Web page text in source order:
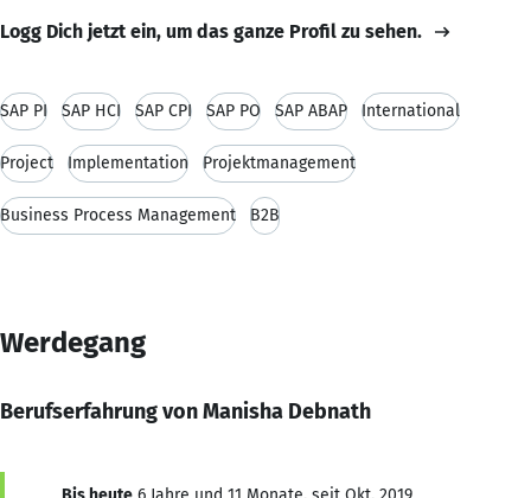
Logg Dich jetzt ein, um das ganze Profil zu sehen.
SAP PI SAP HCI SAP CPI SAP PO SAP ABAP International
Project Implementation Projektmanagement
Business Process Management B2B
Werdegang
Berufserfahrung von Manisha Debnath